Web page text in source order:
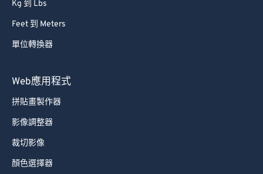
Kg 到 Lbs
Feet 到 Meters
單位轉換器
Web應用程式
拼貼畫製作器
影像調整器
裁切影像
顏色選擇器